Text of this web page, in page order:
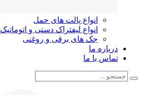
انواع پالت های حمل
انواع لیفتراک دستی و اتوماتیک
جک های برقی و روغنی
درباره ما
تماس با ما